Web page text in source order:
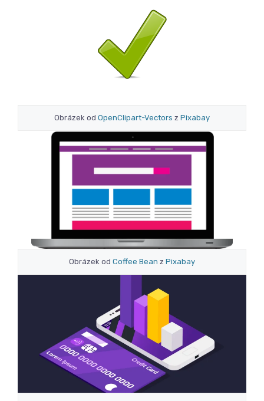
Obrázek od OpenClipart-Vectors z Pixabay
Obrázek od Coffee Bean z Pixabay